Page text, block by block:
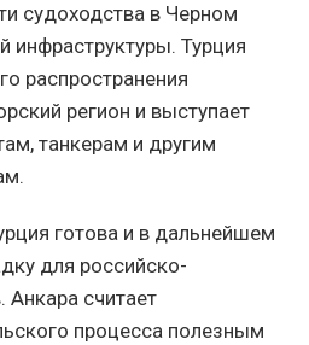
судоходства в Черном
инфраструктуры. Турция
распространения
регион и выступает
танкерам и другим
готова и в дальнейшем
для российско-
Анкара считает
процесса полезным